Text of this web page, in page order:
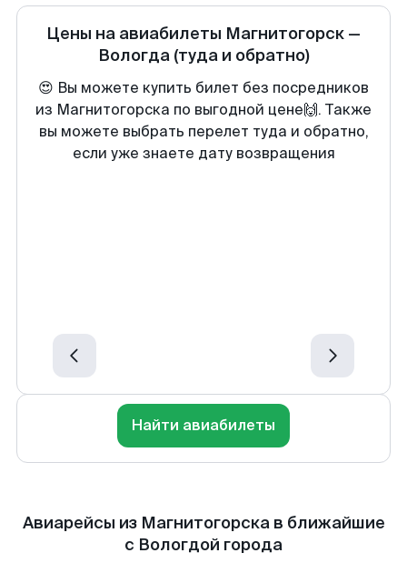
Цены на авиабилеты Магнитогорск —
Вологда (туда и обратно)
😍 Вы можете купить билет без посредников
из Магнитогорска по выгодной цене🙌. Также
вы можете выбрать перелет туда и обратно,
если уже знаете дату возвращения
Найти авиабилеты
Авиарейсы из Магнитогорска в ближайшие
с Вологдой города